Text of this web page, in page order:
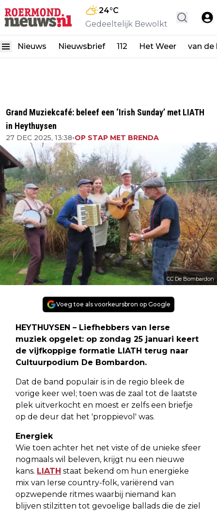
24°C
Gedeeltelijk Bewolkt
Nieuws Nieuwsbrief 112 Het Weer van de
Grand Muziekcafé: beleef een ‘Irish Sunday’ met LIATH
in Heythuysen
27 DEC 2025, 13:38•OP STAP MET BRENDA
CC De Bombardon
Voeg toe als voorkeursbron op Google
HEYTHUYSEN – Liefhebbers van Ierse
muziek opgelet: op zondag 25 januari keert
de vijfkoppige formatie LIATH terug naar
Cultuurpodium De Bombardon.
Dat de band populair is in de regio bleek de
vorige keer wel; toen was de zaal tot de laatste
plek uitverkocht en moest er zelfs een briefje
op de deur dat het 'proppievol' was.
Energiek
Wie toen achter het net viste of de unieke sfeer
nogmaals wil beleven, krijgt nu een nieuwe
kans. LIATH staat bekend om hun energieke
mix van Ierse country-folk, variërend van
opzwepende ritmes waarbij niemand kan
blijven stilzitten tot gevoelige ballads die de ziel